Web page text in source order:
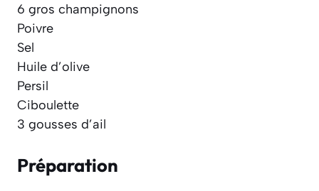
6 gros champignons
Poivre
Sel
Huile d’olive
Persil
Ciboulette
3 gousses d’ail
Préparation